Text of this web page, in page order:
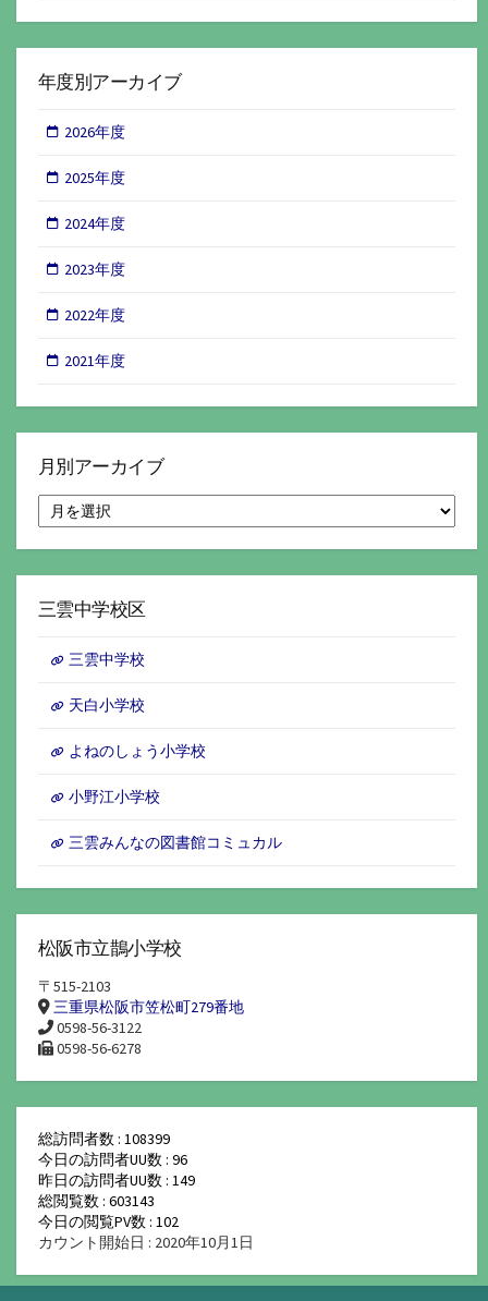
年度別アーカイブ
2026年度
2025年度
2024年度
2023年度
2022年度
2021年度
月別アーカイブ
別
イ
三雲中学校区
三雲中学校
天白小学校
よねのしょう小学校
小野江小学校
三雲みんなの図書館コミュカル
松阪市立鵲小学校
〒515-2103
三重県松阪市笠松町279番地
0598-56-3122
0598-56-6278
総訪問者数 : 108399
今日の訪問者UU数 : 96
昨日の訪問者UU数 : 149
総閲覧数 : 603143
今日の閲覧PV数 : 102
カウント開始日 : 2020年10月1日